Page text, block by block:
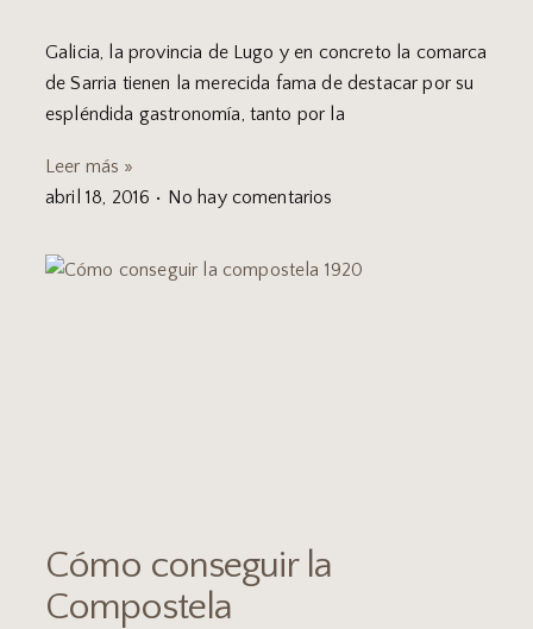
Galicia, la provincia de Lugo y en concreto la comarca
de Sarria tienen la merecida fama de destacar por su
espléndida gastronomía, tanto por la
Leer más »
abril 18, 2016
No hay comentarios
Cómo conseguir la
Compostela